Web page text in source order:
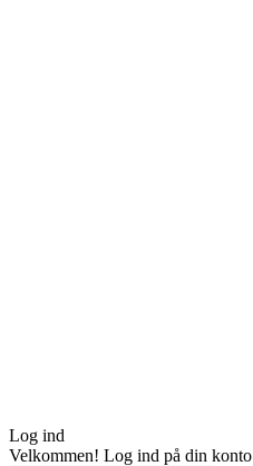
Log ind
Velkommen! Log ind på din konto